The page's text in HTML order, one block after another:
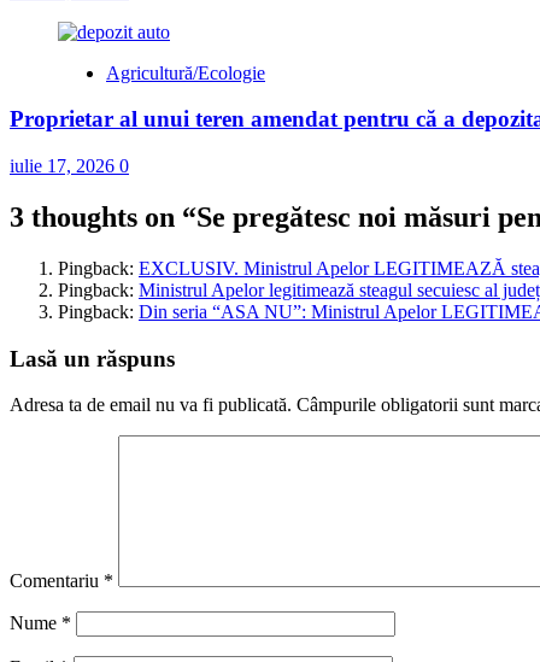
Agricultură/Ecologie
Proprietar al unui teren amendat pentru că a
iulie 17, 2026 0
3 thoughts on “Se pregătesc noi măsuri
Pingback: EXCLUSIV. Ministrul Apelor LEGITIMEAZĂ
Pingback: Ministrul Apelor legitimează steagul secuiesc al
Pingback: Din seria “ASA NU”: Ministrul Apelor
Lasă un răspuns
Adresa ta de email nu va fi publicată. Câmpurile obligatorii sunt
Comentariu *
Nume *